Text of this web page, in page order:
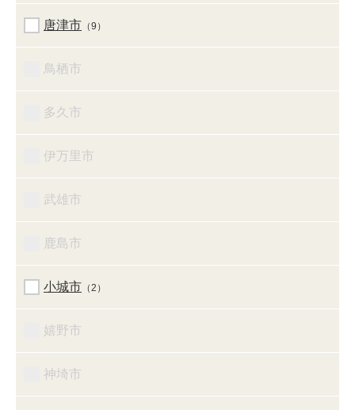
唐津市 （9）
鳥栖市
多久市
伊万里市
武雄市
鹿島市
小城市 （2）
嬉野市
神埼市